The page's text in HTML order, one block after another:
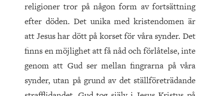
religioner tror på någon form av fortsättning
efter döden. Det unika med kristendomen är
att Jesus har dött på korset för våra synder. Det
finns en möjlighet att få nåd och förlåtelse, inte
genom att Gud ser mellan fingrarna på våra
synder, utan på grund av det ställföreträdande